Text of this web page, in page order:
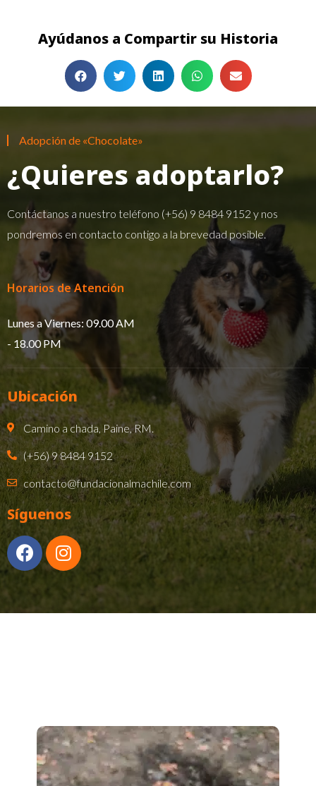
Ayúdanos a Compartir su Historia
Adopción de «Chocolate»
¿Quieres adoptarlo?
Contáctanos a nuestro teléfono (+56) 9 8484 9152 y nos
pondremos en contacto contigo a la brevedad posible.
Horarios de Atención
Lunes a Viernes: 09.00 AM
- 18.00 PM​
Ubicación
Camino a chada, Paine, RM.
(+56) 9 8484 9152
contacto@fundacionalmachile.com
Síguenos